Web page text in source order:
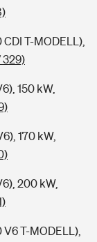
T-MODELL),
329)
150 kW,
170 kW,
200 kW,
T-MODELL),